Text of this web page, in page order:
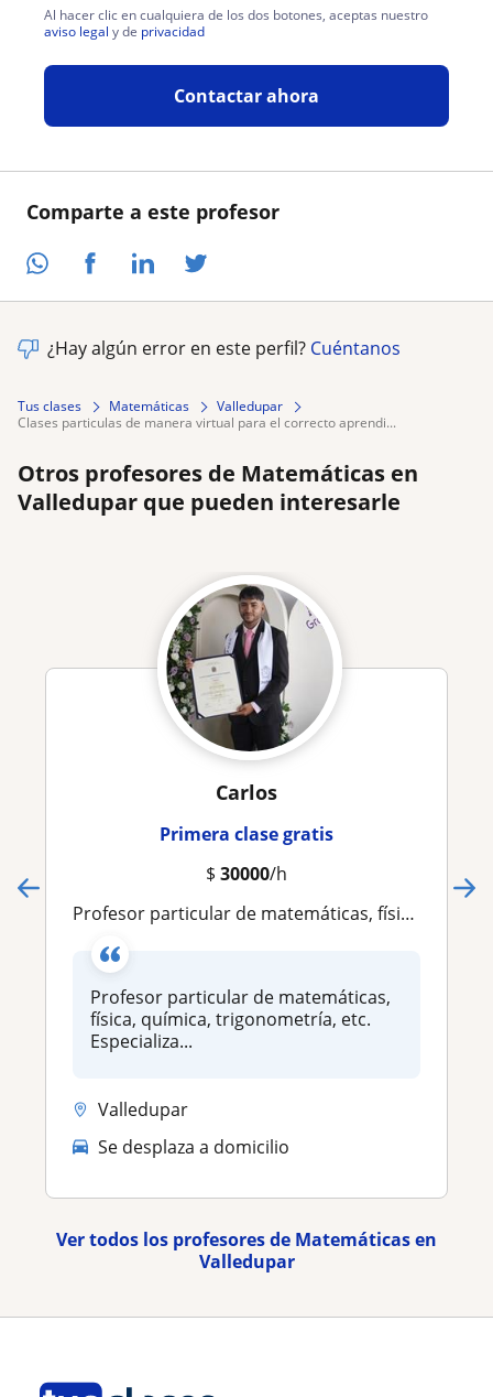
Comparte a este profesor
Al hacer clic en cualquiera de los dos botones, aceptas nuestro
aviso legal y de privacidad
Contactar ahora
¿Hay algún error en este perfil? Cuéntanos
Tus clases Matemáticas
Valledupar
clases particulas de manera virtual para el correcto aprendi...
Otros profesores de Matemáticas en
Valledupar que pueden interesarle
Carlos
Primera clase gratis
$ 30000/h
Profesor particular de matemáticas, física, química, trigonometría, etc. Especializado en todo aquello que contenga números
Profesor particular de matemáticas,
física, química, trigonometría, etc.
Especializa...
Valledupar
Se desplaza a domicilio
Ver todos los profesores de Matemáticas en
Valledupar